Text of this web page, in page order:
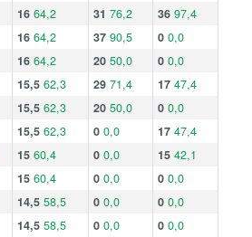
16 64,2 31 76,2 36 97,4
16 64,2 37 90,5 0 0,0
16 64,2 20 50,0 0 0,0
15,5 62,3 29 71,4 17 47,4
15,5 62,3 20 50,0 0 0,0
15,5 62,3 0 0,0 17 47,4
15 60,4 0 0,0 15 42,1
15 60,4 0 0,0 0 0,0
14,5 58,5 0 0,0 0 0,0
14,5 58,5 0 0,0 0 0,0